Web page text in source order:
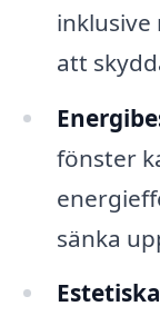
att
fönster
sänka